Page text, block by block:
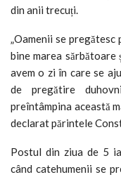
din anii trecuți.
„Oamenii se
bine marea sărbătoare
avem o zi în care se
de pregătire
preîntâmpina această
declarat părintele
Postul din ziua de 5
când catehumenii se